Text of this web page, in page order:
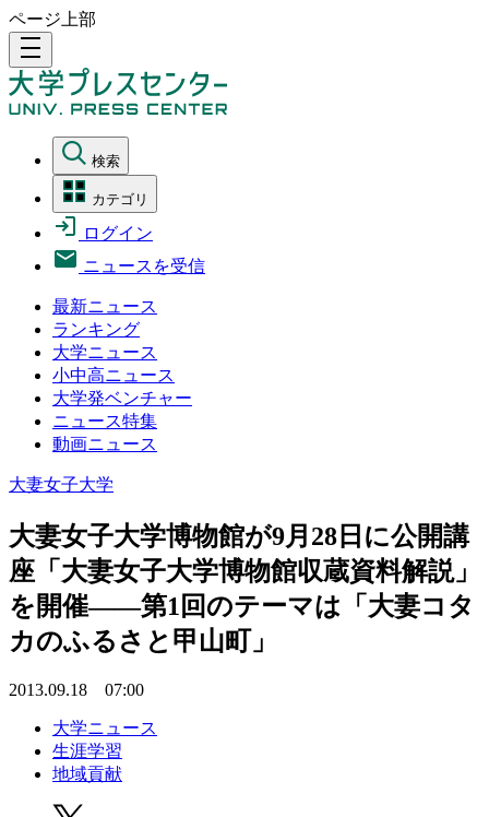
ページ上部
density_medium
検索
カテゴリ
ログイン
ニュースを受信
最新ニュース
ランキング
大学ニュース
小中高ニュース
大学発ベンチャー
ニュース特集
動画ニュース
大妻女子大学
大妻女子大学博物館が9月28日に公開講
座「大妻女子大学博物館収蔵資料解説」
を開催――第1回のテーマは「大妻コタ
カのふるさと甲山町」
2013.09.18 07:00
大学ニュース
生涯学習
地域貢献